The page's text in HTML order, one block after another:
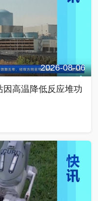
2026-08-06
高温降低反应堆功